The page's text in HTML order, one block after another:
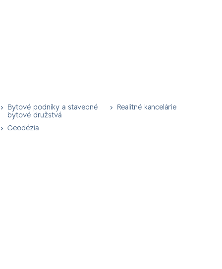
Bytové podniky a stavebné
bytové družstvá
Geodézia
Realitné kancelárie